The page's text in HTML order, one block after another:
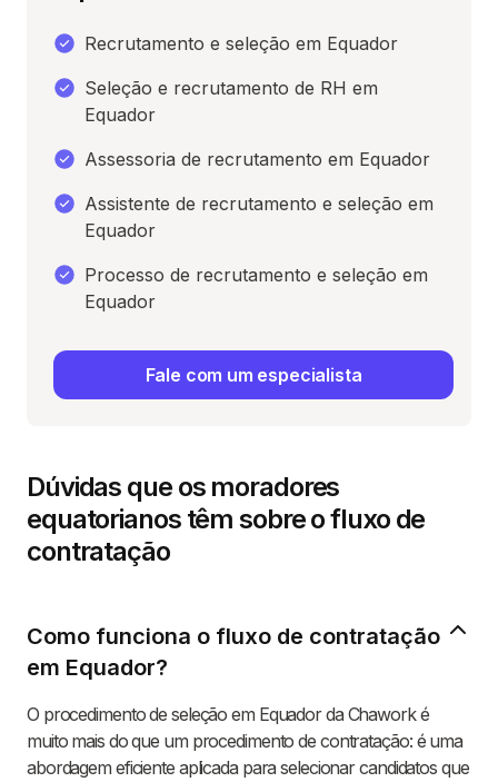
Dúvidas que os moradores
equatorianos têm sobre o fluxo de
contratação
Como funciona o fluxo de contratação
em Equador?
O procedimento de seleção em Equador da Chawork é
muito mais do que um procedimento de contratação: é uma
abordagem eficiente aplicada para selecionar candidatos que
Recrutamento e seleção em Equador
Seleção e recrutamento de RH em
Equador
Assessoria de recrutamento em Equador
Assistente de recrutamento e seleção em
Equador
Processo de recrutamento e seleção em
Equador
Fale com um especialista